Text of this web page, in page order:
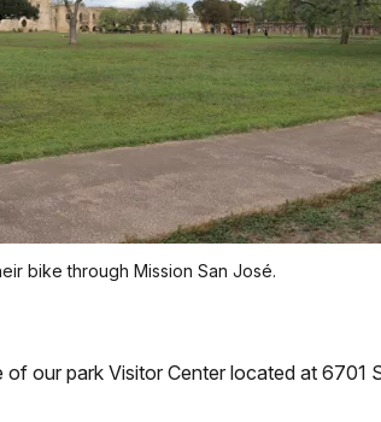
bike through Mission San José.
our park Visitor Center located at 6701